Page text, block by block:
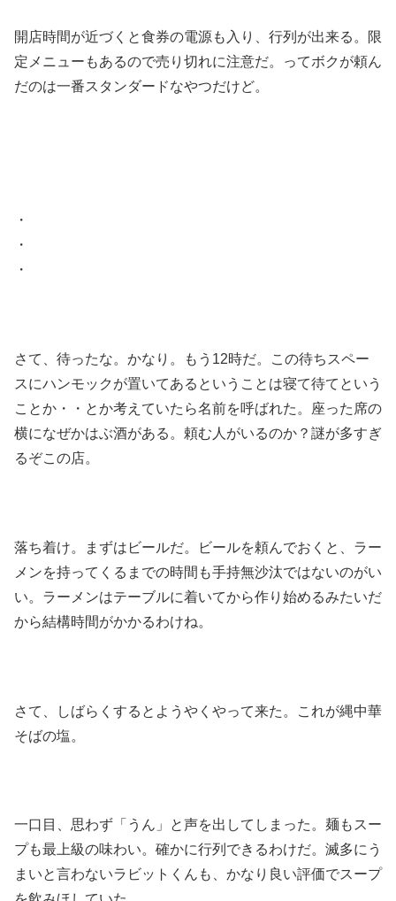
開店時間が近づくと食券の電源も入り、行列が出来る。限
定メニューもあるので売り切れに注意だ。ってボクが頼ん
だのは一番スタンダードなやつだけど。
・
・
・
さて、待ったな。かなり。もう12時だ。この待ちスペー
スにハンモックが置いてあるということは寝て待てという
ことか・・とか考えていたら名前を呼ばれた。座った席の
横になぜかはぶ酒がある。頼む人がいるのか？謎が多すぎ
るぞこの店。
落ち着け。まずはビールだ。ビールを頼んでおくと、ラー
メンを持ってくるまでの時間も手持無沙汰ではないのがい
い。ラーメンはテーブルに着いてから作り始めるみたいだ
から結構時間がかかるわけね。
さて、しばらくするとようやくやって来た。これが縄中華
そばの塩。
一口目、思わず「うん」と声を出してしまった。麺もスー
プも最上級の味わい。確かに行列できるわけだ。滅多にう
まいと言わないラビットくんも、かなり良い評価でスープ